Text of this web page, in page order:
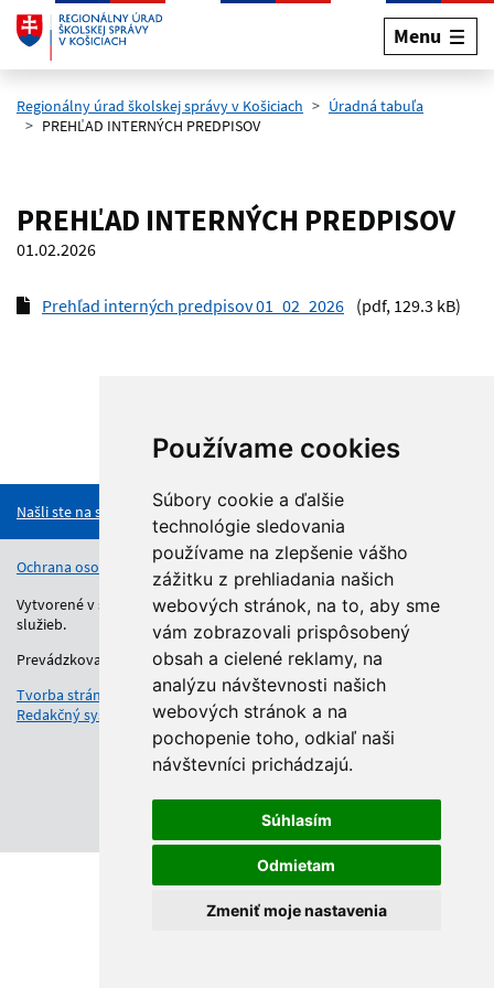
Používame cookies
Súbory cookie a ďalšie
technológie sledovania
používame na zlepšenie vášho
zážitku z prehliadania našich
webových stránok, na to, aby sme
vám zobrazovali prispôsobený
obsah a cielené reklamy, na
analýzu návštevnosti našich
webových stránok a na
pochopenie toho, odkiaľ naši
návštevníci prichádzajú.
Súhlasím
Odmietam
Zmeniť moje nastavenia
Preskočiť na hlavný obsah
Menu
Regionálny úrad školskej správy v Košiciach
Úradná tabuľa
PREHĽAD INTERNÝCH PREDPISOV
PREHĽAD INTERNÝCH PREDPISOV
01.02.2026
Prehľad interných predpisov 01_02_2026 (pdf, 129.3 kB)
Našli ste na stránke chybu?
Ochrana osobných údajov Vyhlásenie o prístupnosti Kontakt
Vytvorené v súlade s Jednotným dizajn manuálom elektronických
služieb.
Prevádzkovateľom služby je Regionálny úrad školskej správy.
Tvorba stránok
: Aglo Solutions
Redakčný systém
: SysCom